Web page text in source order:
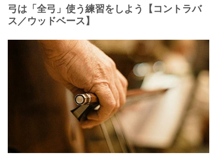
弓は「全弓」使う練習をしよう【コントラバ
ス／ウッドベース】